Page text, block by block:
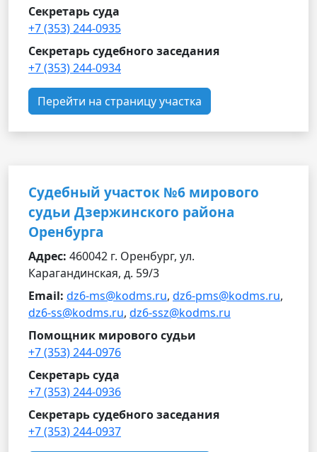
Секретарь суда
+7 (353) 244-0935
Секретарь судебного заседания
+7 (353) 244-0934
Перейти на страницу участка
Судебный участок №6 мирового
судьи Дзержинского района
Оренбурга
Адрес: 460042 г. Оренбург, ул.
Карагандинская, д. 59/3
Email: dz6-ms@kodms.ru, dz6-pms@kodms.ru,
dz6-ss@kodms.ru, dz6-ssz@kodms.ru
Помощник мирового судьи
+7 (353) 244-0976
Секретарь суда
+7 (353) 244-0936
Секретарь судебного заседания
+7 (353) 244-0937